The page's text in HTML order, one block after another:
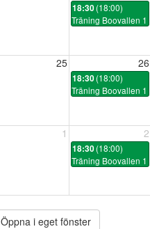
18:30(18:00)
Träning Boovallen 1
18:30(18:00)
Träning Boovallen 1
18:30(18:00)
Träning Boovallen 1
25 26
1 2
Öppna i eget fönster